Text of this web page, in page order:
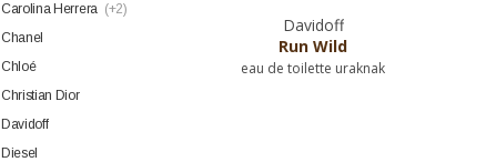
Carolina Herrera (+2)
Chanel
Chloé
Christian Dior
Davidoff
Diesel
Davidoff
Run Wild
eau de toilette uraknak